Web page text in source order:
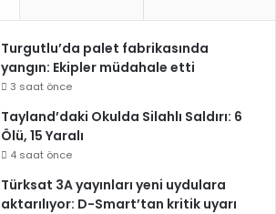
Turgutlu’da palet fabrikasında
yangın: Ekipler müdahale etti
3 saat önce
Tayland’daki Okulda Silahlı Saldırı: 6
Ölü, 15 Yaralı
4 saat önce
Türksat 3A yayınları yeni uydulara
aktarılıyor: D-Smart’tan kritik uyarı